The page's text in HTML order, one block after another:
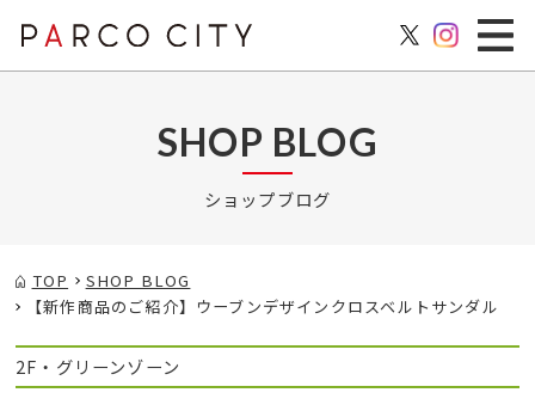
SHOP BLOG
ショップブログ
TOP
SHOP BLOG
【新作商品のご紹介】ウーブンデザインクロスベルトサンダル
2F・グリーンゾーン